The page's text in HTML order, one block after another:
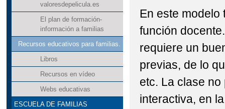
valoresdepelicula.es
El plan de formación-
información a familias
Recursos educativos para familias.
Libros
Recursos en vídeo
Webs educativas
ESCUELA DE FAMILIAS
En este modelo
función
requiere un
previas, de lo
etc. La clase
interactiva, en